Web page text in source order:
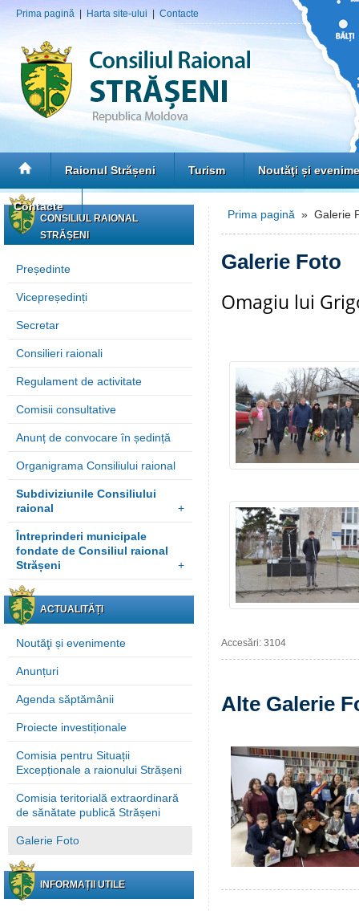
Prima pagină Harta site-ului Contacte
Raionul Strășeni Turism Noutăţi și
Contacte
CONSILIUL RAIONAL
STRĂȘENI
Președinte
Vicepreședinți
Secretar
Consilieri raionali
Regulament de activitate
Comisii consultative
Anunț de convocare în ședință
Organigrama Consiliului raional
Subdiviziunile Consiliului
raional
+
Întreprinderi municipale
fondate de Consiliul raional
Strășeni
+
ACTUALITĂȚI
Noutăţi și evenimente
Anunțuri
Agenda săptămânii
Proiecte investiționale
Comisia pentru Situații
Excepționale a raionului Strășeni
Comisia teritorială extraordinară
de sănătate publică Strășeni
Galerie Foto
INFORMAȚII UTILE
Prima pagină » Galerie
Galerie Foto
Omagiu lui
Accesări: 3104
Alte Galerie